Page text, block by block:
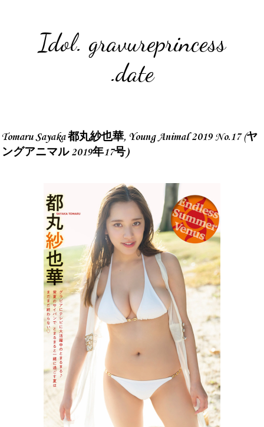
Idol. gravureprincess
.date
Tomaru Sayaka 都丸紗也華, Young Animal 2019 No.17 (ヤ
ングアニマル 2019年17号)